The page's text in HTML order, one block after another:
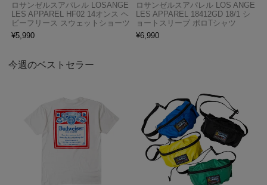
ロサンゼルスアパレル LOSANGE
LES APPAREL HF02 14オンス ヘ
ビーフリース スウェットショーツ
¥5,990
ロサンゼルスアパレル LOS ANGE
LES APPAREL 18412GD 18/1 シ
ョートスリーブ ポロTシャツ
¥6,990
今週のベストセラー